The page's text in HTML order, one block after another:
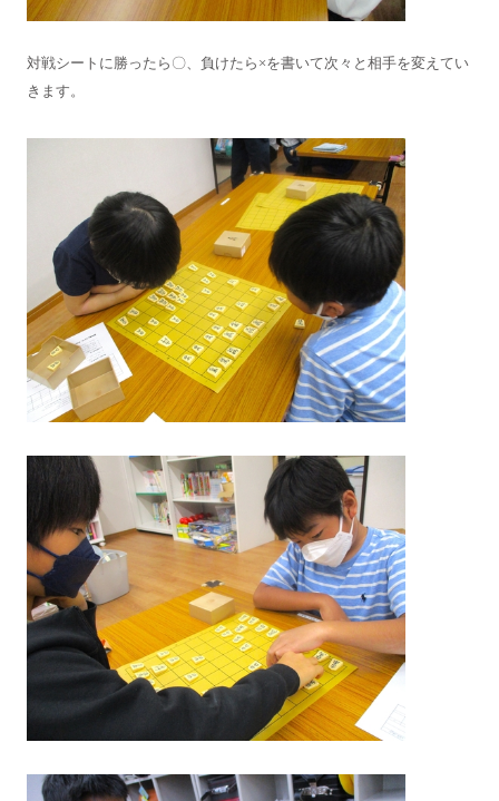
対戦シートに勝ったら〇、負けたら×を書いて次々と相手を変えてい
きます。